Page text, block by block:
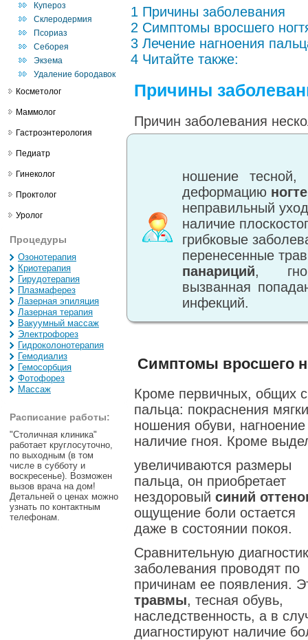
Купероз
Склеродермия
Псориаз
Себорея
Экзема
Удаление бородавок
Косметолог
Маммолог
Гастроэнтерология
Педиатр
Гинеколог
Проктолог
Уролог
Процедуры
Озонотерапия
Криотерапия
Гирудотерапия
Плазмаферез
Лазерная эпиляция
Лазерная терапия
Вакуумный массаж
Электрофорез
Гидроколонотерапия
Гемодиализ
Гемосорбция
Фотофорез
Массаж
Расписание работы:
"Столичная клиника"
работает круглосуточно,
по выходным (в том
числе в субботу и
воскресенье). Возможен
вызов врача на дом!
Детальней о ценах можно
узнать по контактным
телефонам.
1 Причины заболевания
2 Симптомы вросшего
3 Лечение нагноения
4 Читайте также:
Причины
Причин заболевания
ношение тесной,
деформацию
неправильный
наличие
грибковые
перенесенные
панариций,
вызванная
инфекций.
Симптомы вросшего
Кроме первичных, общих
пальца: покраснения
ношения обуви,
наличие гноя. Кроме
увеличиваются размеры
пальца, он приобретает
нездоровый синий
ощущение боли остается
даже в состоянии покоя.
Сравнительную
заболевания проводят по
причинам ее появления.
травмы, тесная обувь,
наследственность, а в
диагностируют наличие